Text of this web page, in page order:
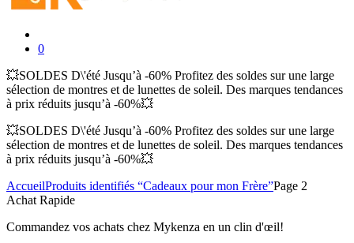
0
💥SOLDES D\'été Jusqu’à -60% Profitez des soldes sur une large
sélection de montres et de lunettes de soleil. Des marques tendances
à prix réduits jusqu’à -60%💥
💥SOLDES D\'été Jusqu’à -60% Profitez des soldes sur une large
sélection de montres et de lunettes de soleil. Des marques tendances
à prix réduits jusqu’à -60%💥
AccueilProduits identifiés “Cadeaux pour mon Frère”Page 2
Achat Rapide
Commandez vos achats chez Mykenza en un clin d'œil!